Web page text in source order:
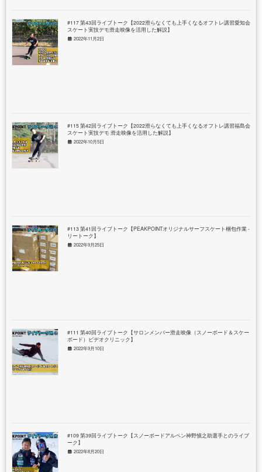
#117 第43回ライブトーク【2022滑らなくても上手くなるオフトレ講習愛知会場
スケート実技デモ滑走映像を活用した解説】
2022年11月2日
#115 第42回ライブトーク【2022滑らなくても上手くなるオフトレ講習福島会場
スケート実技デモ 滑走映像を活用した解説】
2022年10月5日
#113 第41回ライブトーク【PEAKPOINTオリジナルサーフスケート梱包作業 - フ
リートーク】
2022年9月25日
#111 第40回ライブトーク【サロンメンバー滑走映像（スノーボード＆スケート
ボード）ビデオクリニック】
2022年9月10日
#109 第39回ライブトーク【スノーボードアルペン神野愼之助選手とのライブト
ーク】
2022年8月20日